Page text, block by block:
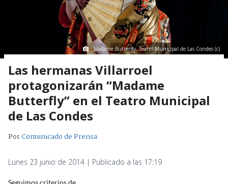
Madame Butterfly, Teatro Municipal de Las Condes (c)
Las hermanas Villarroel
protagonizarán “Madame
Butterfly” en el Teatro Municipal
de Las Condes
PorComunicado de Prensa
Lunes 23 junio de 2014 | Publicado a las 17:19
Seguimos criterios de